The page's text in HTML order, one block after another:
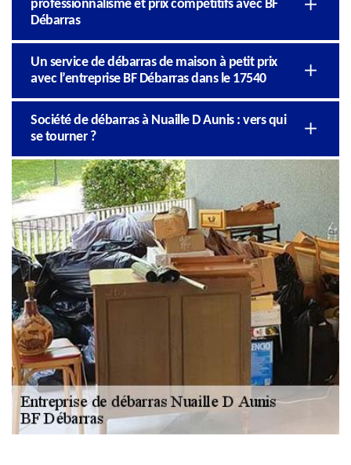
professionnalisme et prix compétitifs avec BF
Débarras
Un service de débarras de maison à petit prix
avec l’entreprise BF Débarras dans le 17540
Société de débarras à Nuaille D Aunis : vers qui
se tourner ?